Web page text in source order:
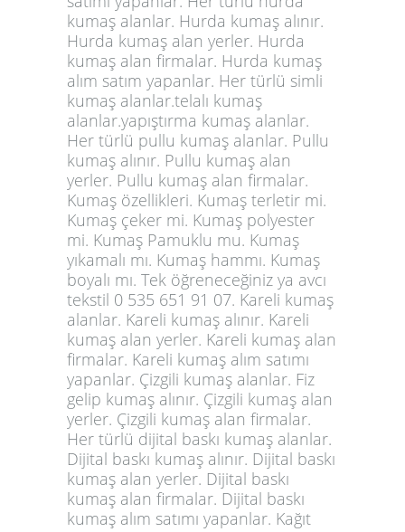
kumaş alanlar. Hurda kumaş alınır.
Hurda kumaş alan yerler. Hurda
kumaş alan firmalar. Hurda kumaş
alım satım yapanlar. Her türlü simli
kumaş alanlar.telalı kumaş
alanlar.yapıştırma kumaş alanlar.
Her türlü pullu kumaş alanlar. Pullu
kumaş alınır. Pullu kumaş alan
yerler. Pullu kumaş alan firmalar.
Kumaş özellikleri. Kumaş terletir mi.
Kumaş çeker mi. Kumaş polyester
mi. Kumaş Pamuklu mu. Kumaş
yıkamalı mı. Kumaş hammı. Kumaş
boyalı mı. Tek öğreneceğiniz ya avcı
tekstil 0 535 651 91 07. Kareli kumaş
alanlar. Kareli kumaş alınır. Kareli
kumaş alan yerler. Kareli kumaş alan
firmalar. Kareli kumaş alım satımı
yapanlar. Çizgili kumaş alanlar. Fiz
gelip kumaş alınır. Çizgili kumaş alan
yerler. Çizgili kumaş alan firmalar.
Her türlü dijital baskı kumaş alanlar.
Dijital baskı kumaş alınır. Dijital baskı
kumaş alan yerler. Dijital baskı
kumaş alan firmalar. Dijital baskı
kumaş alım satımı yapanlar. Kağıt